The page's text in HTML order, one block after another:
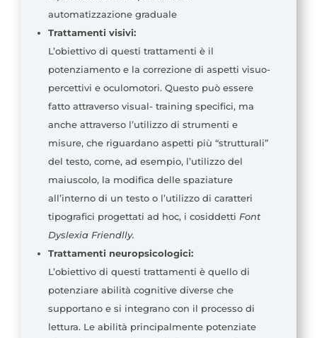
automatizzazione graduale
Trattamenti visivi:
L’obiettivo di questi trattamenti è il
potenziamento e la correzione di aspetti visuo-
percettivi e oculomotori. Questo può essere
fatto attraverso visual- training specifici, ma
anche attraverso l’utilizzo di strumenti e
misure, che riguardano aspetti più “strutturali”
del testo, come, ad esempio, l’utilizzo del
maiuscolo, la modifica delle spaziature
all’interno di un testo o l’utilizzo di caratteri
tipografici progettati ad hoc, i cosiddetti Font
Dyslexia Friendlly.
Trattamenti neuropsicologici:
L’obiettivo di questi trattamenti è quello di
potenziare abilità cognitive diverse che
supportano e si integrano con il processo di
lettura. Le abilità principalmente potenziate